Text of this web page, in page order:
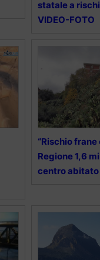
statale a
VIDEO-FOTO
“Rischio
Regione 1,6
centro